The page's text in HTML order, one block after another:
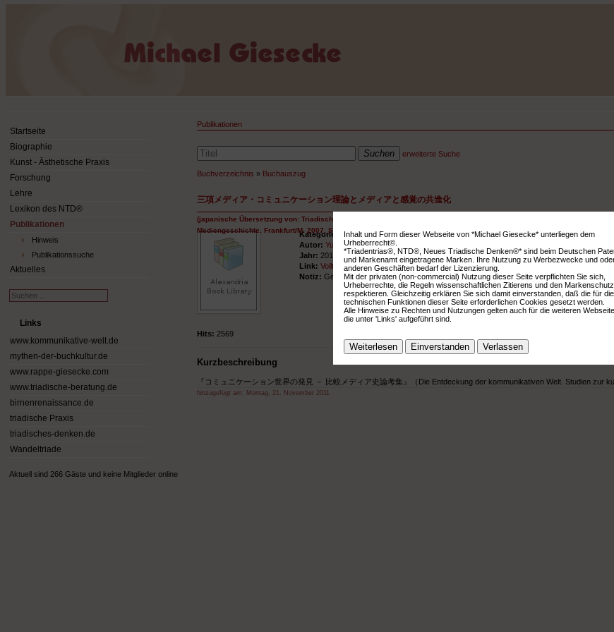
Startseite
Biographie
Kunst - Ästhetische Praxis
Forschung
Lehre
Lexikon des NTD®
Publikationen
Hinweis
Publikationssuche
Aktuelles
Suchen
...
Links
www.kommunikative-welt.de
mythen-der-buchkultur.de
www.rappe-giesecke.com
www.triadische-beratung.de
birnenrenaissance.de
triadische Praxis
triadisches-denken.de
Wandeltriade
Aktuell sind 266 Gäste und keine Mitglieder online
Publikationen
erweiterte Suche
Buchverzeichnis » Buchauszug
三項メディア・コミュニケーション理論とメディアと感覚の共進化
(japanische Übersetzung von: Triadische Medien- und Informationstheorien und die Koevolution von Medien und
Mediengeschichte. Frankfurt/M. 2007, S. 217-245)
Kategorie:
Buchauszug
Autor:Yukawa, Shiro
Jahr: 2010
Link:Volltext als PDF
Notiz:Geschichte; Theorie
Hits: 2569
Kurzbeschreibung
『コミュニケーション世界の発見 － 比較メディア史論考集』（Die Entdeckung der kommunikativen Welt. Studien zur
hinzugefügt am: Montag, 21. November 2011
Inhalt und Form dieser Webseite von *Michael Giesecke* unterliegen dem
Urheberrecht©.
*Triadentrias®, NTD®, Neues Triadische Denken®* sind beim Deutschen
und Markenamt eingetragene Marken. Ihre Nutzung zu Werbezwecke und
anderen Geschäften bedarf der Lizenzierung.
Mit der privaten (non-commercial) Nutzung dieser Seite verpflichten Sie sich,
Urheberrechte, die Regeln wissenschaftlichen Zitierens und den
respektieren. Gleichzeitig erklären Sie sich damit einverstanden, daß die für die
technischen Funktionen dieser Seite erforderlichen Cookies gesetzt werden.
Alle Hinweise zu Rechten und Nutzungen gelten auch für die weiteren
die unter 'Links' aufgeführt sind.
Weiterlesen Einverstanden Verlassen